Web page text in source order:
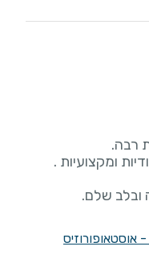
ובלב שלם.
אוסטאופורוזיס